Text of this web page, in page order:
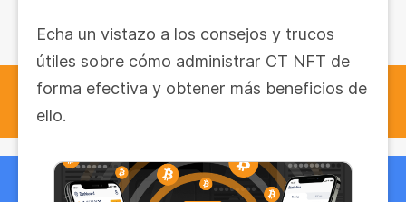
Echa un vistazo a los consejos y trucos
útiles sobre cómo administrar CT NFT de
forma efectiva y obtener más beneficios de
ello.